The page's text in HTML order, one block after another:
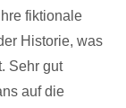
fiktionale
Historie, was
Sehr gut
auf die